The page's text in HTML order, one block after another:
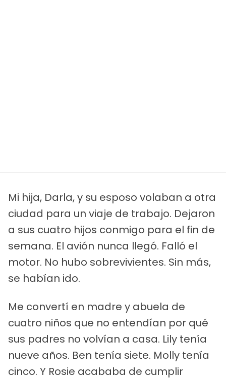
Mi hija, Darla, y su esposo volaban a otra
ciudad para un viaje de trabajo. Dejaron
a sus cuatro hijos conmigo para el fin de
semana. El avión nunca llegó. Falló el
motor. No hubo sobrevivientes. Sin más,
se habían ido.
Me convertí en madre y abuela de
cuatro niños que no entendían por qué
sus padres no volvían a casa. Lily tenía
nueve años. Ben tenía siete. Molly tenía
cinco. Y Rosie acababa de cumplir